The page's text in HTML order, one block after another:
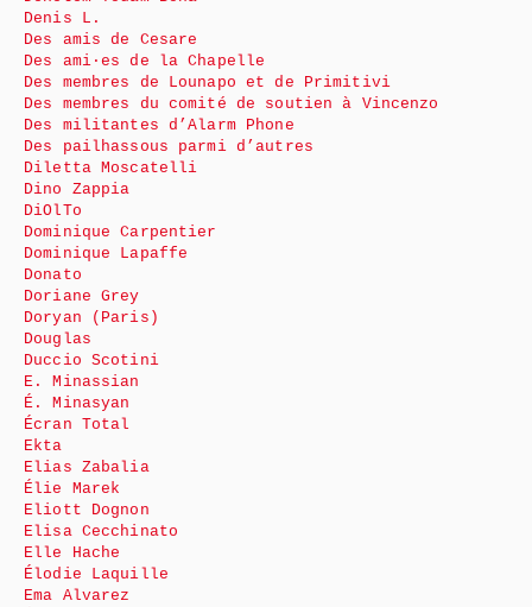
Denis L.
Des amis de Cesare
Des ami·es de la Chapelle
Des membres de Lounapo et de Primitivi
Des membres du comité de soutien à Vincenzo
Des militantes d’Alarm Phone
Des pailhassous parmi d’autres
Diletta Moscatelli
Dino Zappia
DiOlTo
Dominique Carpentier
Dominique Lapaffe
Donato
Doriane Grey
Doryan (Paris)
Douglas
Duccio Scotini
E. Minassian
É. Minasyan
Écran Total
Ekta
Elias Zabalia
Élie Marek
Eliott Dognon
Elisa Cecchinato
Elle Hache
Élodie Laquille
Ema Alvarez